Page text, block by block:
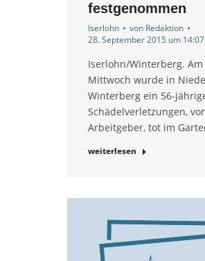
festgenommen
Iserlohn von Redaktion
28. September 2015 um 14:07
Iserlohn/Winterberg.
Mittwoch wurde in
Winterberg ein 56-
Schädelverletzungen,
Arbeitgeber, tot im
weiterlesen